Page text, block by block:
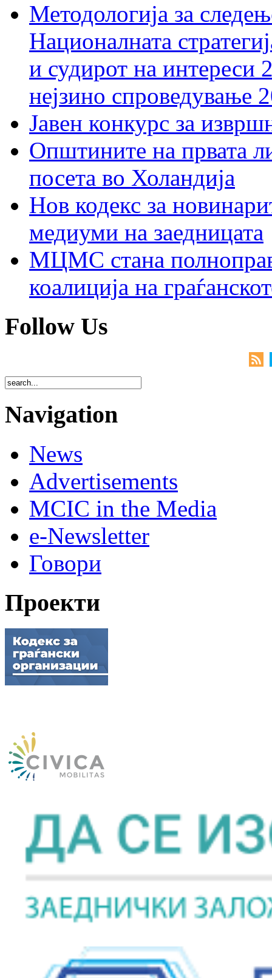
Методологија за
Националната
и судирот на интереси
нејзино спроведување
Јавен конкурс за
Општините на првата
посета во Холандија
Нов кодекс за
медиуми на заедницата
МЦМС стана
коалиција на
Follow Us
Navigation
News
Advertisements
MCIC in the Media
e-Newsletter
Говори
Проекти